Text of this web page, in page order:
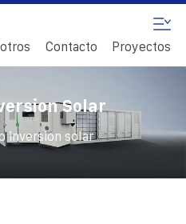
Contacto Proyectos
Solar
inversion solar